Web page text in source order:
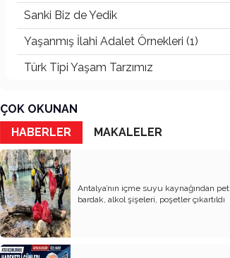
Sanki Biz de Yedik
Yaşanmış İlahi Adalet Örnekleri (1)
Türk Tipi Yaşam Tarzımız
Katil Ağaçlar
Keşke Herkes Sevdiği ve İyi Bildiği İşi
Yapsa
Veda Mektubum
Avm’ler Sinek Avlıyor
Hangi Gazetecilerin Günü?
ÇOK OKUNAN
HABERLER
MAKALELER
Antalya’nın içme suyu kaynağından pet
bardak, alkol şişeleri, poşetler çıkartıldı